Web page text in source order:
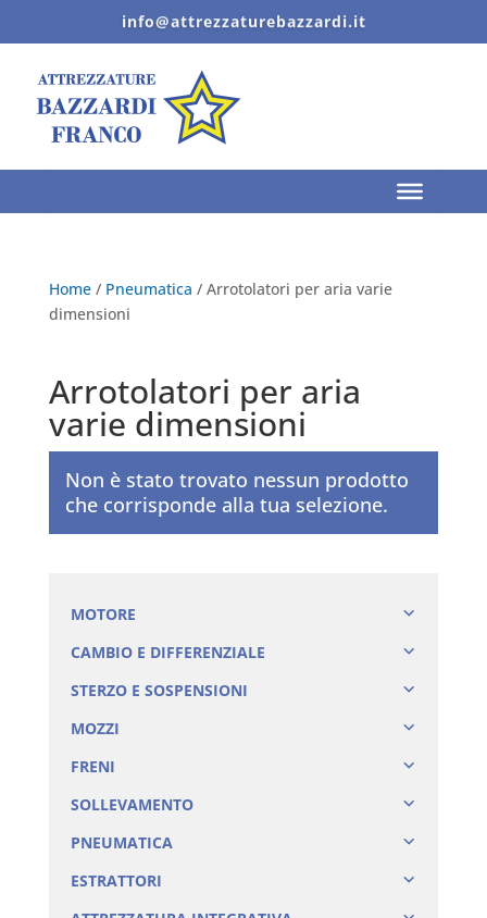
info@attrezzaturebazzardi.it
Home/ Pneumatica / Arrotolatori per aria varie
dimensioni
Arrotolatori per aria
varie dimensioni
Non è stato trovato nessun prodotto
che corrisponde alla tua selezione.
MOTORE
CAMBIO E DIFFERENZIALE
STERZO E SOSPENSIONI
MOZZI
FRENI
SOLLEVAMENTO
PNEUMATICA
ESTRATTORI